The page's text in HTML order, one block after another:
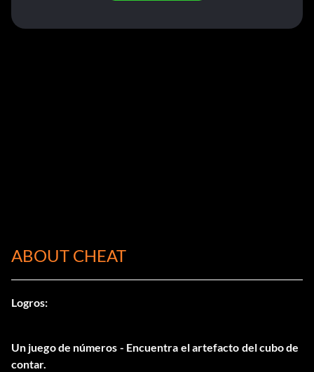
ABOUT CHEAT
Logros:
Un juego de números - Encuentra el artefacto del cubo de
contar.